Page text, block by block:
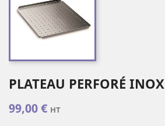
PLATEAU PERFORÉ INOX
99,00 € HT